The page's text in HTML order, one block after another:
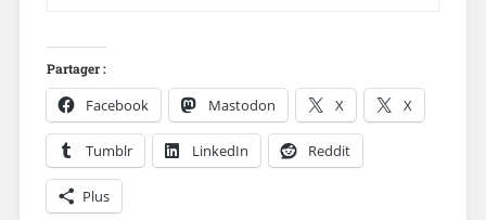
Partager :
Facebook Mastodon X X
Tumblr LinkedIn Reddit
Plus